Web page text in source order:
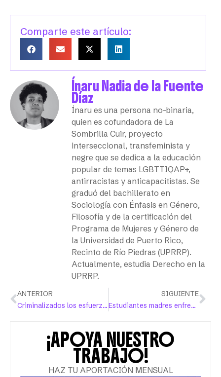
Comparte este artículo:
Ínaru Nadia de la Fuente
Díaz
Ínaru es una persona no-binaria,
quien es cofundadora de La
Sombrilla Cuir, proyecto
interseccional, transfeminista y
negre que se dedica a la educación
popular de temas LGBTTIQAP+,
antirracistas y anticapacitistas. Se
graduó del bachillerato en
Sociología con Énfasis en Género,
Filosofía y de la certificación del
Programa de Mujeres y Género de
la Universidad de Puerto Rico,
Recinto de Río Piedras (UPRRP).
Actualmente, estudia Derecho en la
UPRRP.
ANTERIOR
Criminalizados los esfuerzos de rescate colectivo en Río Piedras
SIGUIENTE
Estudiantes madres enfrentan la invisibilidad y la precariedad en la UPR de Río Piedras
¡APOYA NUESTRO
TRABAJO!
HAZ TU APORTACIÓN MENSUAL